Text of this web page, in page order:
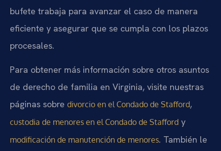
bufete trabaja para avanzar el caso de manera
eficiente y asegurar que se cumpla con los plazos
procesales.
Para obtener más información sobre otros asuntos
de derecho de familia en Virginia, visite nuestras
páginas sobre divorcio en el Condado de Stafford,
custodia de menores en el Condado de Stafford y
modificación de manutención de menores. También le